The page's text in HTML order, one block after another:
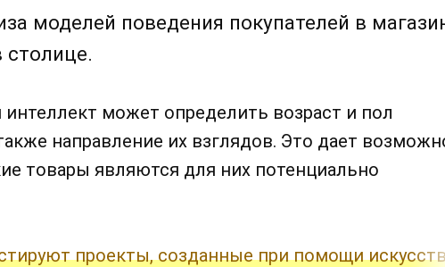
моделей поведения покупателей в
столице.
может определить возраст и пол
направление их взглядов. Это дает
товары являются для них потенциально
проекты, созданные при помощи